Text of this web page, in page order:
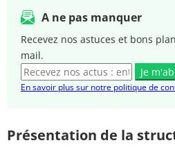
A ne pas manquer
Recevez nos astuces et bons
mail.
Je
En savoir plus sur notre politique de
Présentation de la